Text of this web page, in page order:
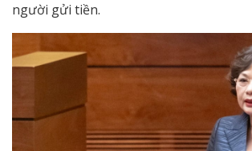
người gửi tiền.